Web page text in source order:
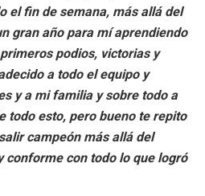
el fin de semana, más allá del
gran año para mí aprendiendo
podios, victorias y
a todo el equipo y
y a mi familia y sobre todo a
todo esto, pero bueno te repito
campeón más allá del
conforme con todo lo que logró